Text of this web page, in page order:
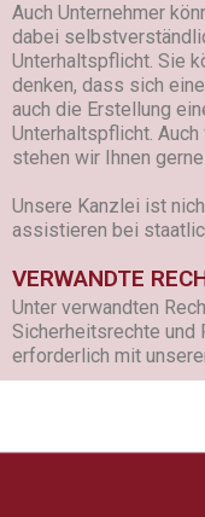
Auch Unternehmer
dabei
Unterhaltspflicht. Sie
denken, dass sich
auch die Erstellung
Unterhaltspflicht.
stehen wir Ihnen
Unsere Kanzlei ist
assistieren bei
VERWANDTE
Unter verwandten
Sicherheitsrechte und
erforderlich mit